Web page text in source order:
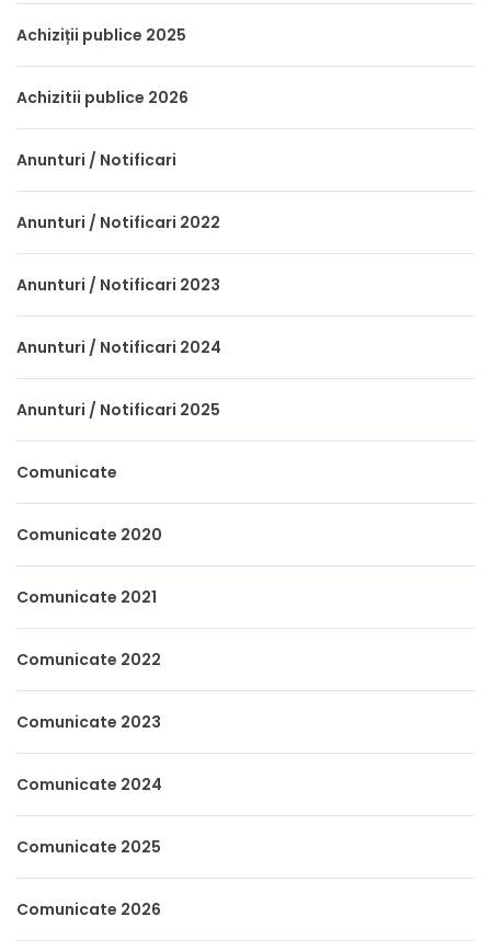
Achiziții publice 2025
Achizitii publice 2026
Anunturi / Notificari
Anunturi / Notificari 2022
Anunturi / Notificari 2023
Anunturi / Notificari 2024
Anunturi / Notificari 2025
Comunicate
Comunicate 2020
Comunicate 2021
Comunicate 2022
Comunicate 2023
Comunicate 2024
Comunicate 2025
Comunicate 2026